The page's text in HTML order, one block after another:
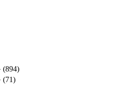
(894)
(71)